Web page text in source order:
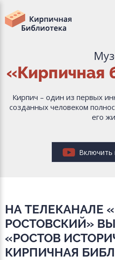
«Кирпичная
Кирпич – один из первых
созданных человеком
его
Включить
НА ТЕЛЕКАНАЛЕ
РОСТОВСКИЙ»
«РОСТОВ
КИРПИЧНАЯ